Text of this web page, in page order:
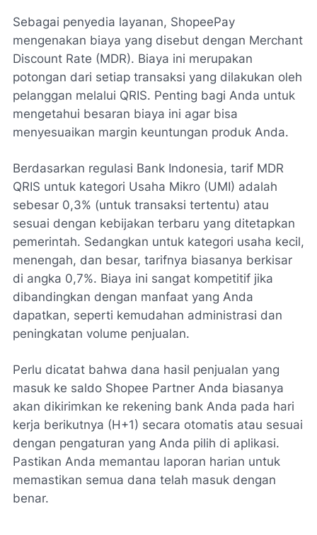
Sebagai penyedia layanan, ShopeePay
mengenakan biaya yang disebut dengan Merchant
Discount Rate (MDR). Biaya ini merupakan
potongan dari setiap transaksi yang dilakukan oleh
pelanggan melalui QRIS. Penting bagi Anda untuk
mengetahui besaran biaya ini agar bisa
menyesuaikan margin keuntungan produk Anda.
Berdasarkan regulasi Bank Indonesia, tarif MDR
QRIS untuk kategori Usaha Mikro (UMI) adalah
sebesar 0,3% (untuk transaksi tertentu) atau
sesuai dengan kebijakan terbaru yang ditetapkan
pemerintah. Sedangkan untuk kategori usaha kecil,
menengah, dan besar, tarifnya biasanya berkisar
di angka 0,7%. Biaya ini sangat kompetitif jika
dibandingkan dengan manfaat yang Anda
dapatkan, seperti kemudahan administrasi dan
peningkatan volume penjualan.
Perlu dicatat bahwa dana hasil penjualan yang
masuk ke saldo Shopee Partner Anda biasanya
akan dikirimkan ke rekening bank Anda pada hari
kerja berikutnya (H+1) secara otomatis atau sesuai
dengan pengaturan yang Anda pilih di aplikasi.
Pastikan Anda memantau laporan harian untuk
memastikan semua dana telah masuk dengan
benar.